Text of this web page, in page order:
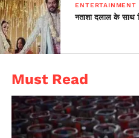
ENTERTAINMENT
नताशा दलाल के साथ
Must Read